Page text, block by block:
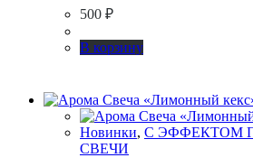
500 ₽
В корзину
Новинки, С ЭФФЕКТОМ
СВЕЧИ